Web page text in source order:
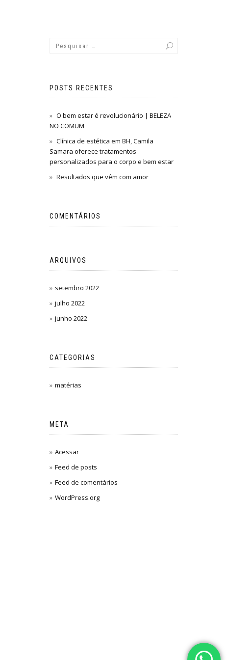
POSTS RECENTES
O bem estar é revolucionário | BELEZA
NO COMUM
Clínica de estética em BH, Camila
Samara oferece tratamentos
personalizados para o corpo e bem estar
Resultados que vêm com amor
COMENTÁRIOS
ARQUIVOS
setembro 2022
julho 2022
junho 2022
CATEGORIAS
matérias
META
Acessar
Feed de posts
Feed de comentários
WordPress.org